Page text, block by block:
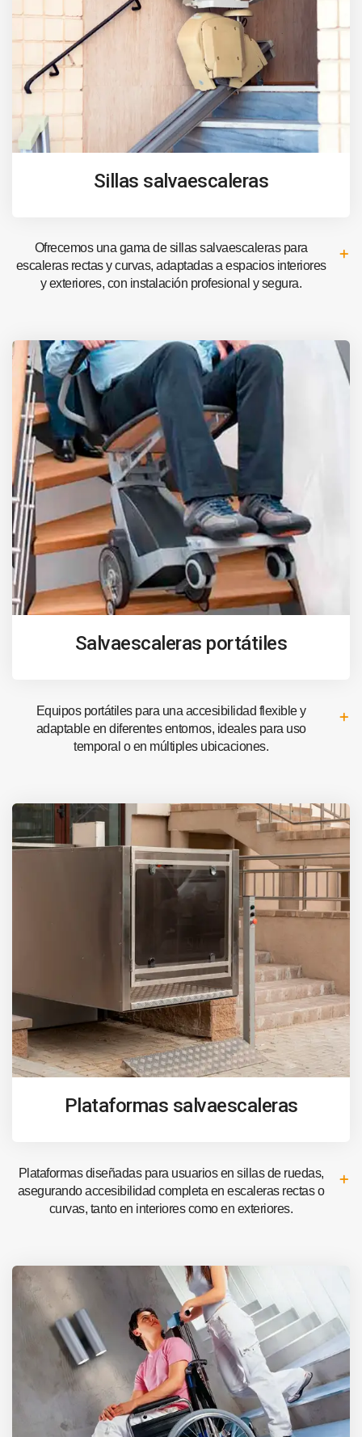
Sillas salvaescaleras
Ofrecemos una gama de sillas salvaescaleras para
escaleras rectas y curvas, adaptadas a espacios interiores
y exteriores, con instalación profesional y segura.
Salvaescaleras portátiles
Equipos portátiles para una accesibilidad flexible y
adaptable en diferentes entornos, ideales para uso
temporal o en múltiples ubicaciones.
Plataformas salvaescaleras
Plataformas diseñadas para usuarios en sillas de ruedas,
asegurando accesibilidad completa en escaleras rectas o
curvas, tanto en interiores como en exteriores.